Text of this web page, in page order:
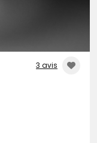
3 avis